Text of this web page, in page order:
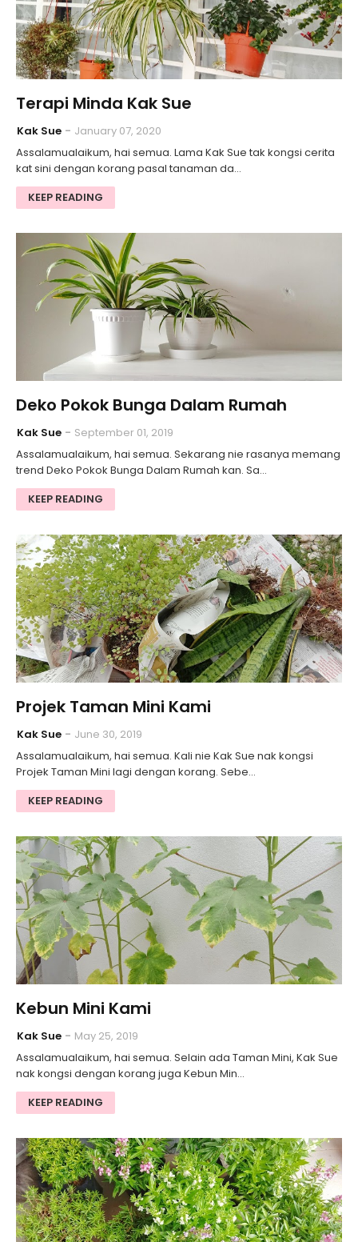
Terapi Minda Kak Sue
Kak Sue
January 07, 2020
Assalamualaikum, hai semua. Lama Kak Sue tak kongsi cerita
kat sini dengan korang pasal tanaman da…
KEEP READING
Deko Pokok Bunga Dalam Rumah
Kak Sue
September 01, 2019
Assalamualaikum, hai semua. Sekarang nie rasanya memang
trend Deko Pokok Bunga Dalam Rumah kan. Sa…
KEEP READING
Projek Taman Mini Kami
Kak Sue
June 30, 2019
Assalamualaikum, hai semua. Kali nie Kak Sue nak kongsi
Projek Taman Mini lagi dengan korang. Sebe…
KEEP READING
Kebun Mini Kami
Kak Sue
May 25, 2019
Assalamualaikum, hai semua. Selain ada Taman Mini, Kak Sue
nak kongsi dengan korang juga Kebun Min…
KEEP READING